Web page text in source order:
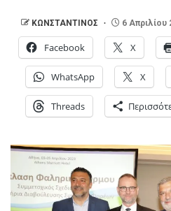
ΚΩΝΣΤΑΝΤΙΝΟΣ 6 Απριλίου
Facebook X
WhatsApp X
Threads